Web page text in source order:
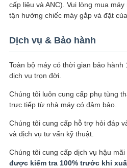
cấp liệu và ANC). Vui lòng mua
tận hưởng chiếc máy gắp và đặt
Dịch vụ & Bảo hành
Toàn bộ máy có thời gian bảo hành
dịch vụ trọn đời.
Chúng tôi luôn cung cấp phụ tùng
trực tiếp từ nhà máy có đảm bảo.
Chúng tôi cung cấp hỗ trợ hỏi đáp
và dịch vụ tư vấn kỹ thuật.
Chúng tôi cung cấp dịch vụ hậu mãi
được kiểm tra 100% trước khi